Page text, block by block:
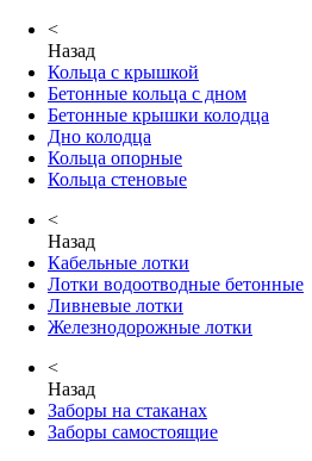
<
Назад
Кольца с крышкой
Бетонные кольца с дном
Бетонные крышки колодца
Дно колодца
Кольца опорные
Кольца стеновые
<
Назад
Кабельные лотки
Лотки водоотводные бетонные
Ливневые лотки
Железнодорожные лотки
<
Назад
Заборы на стаканах
Заборы самостоящие